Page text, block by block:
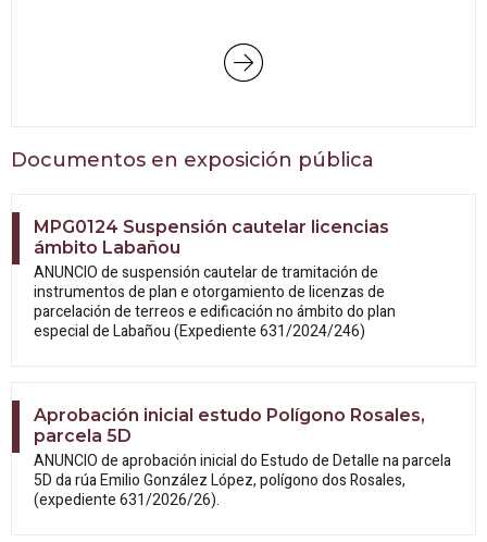
Documentos en exposición pública
MPG0124 Suspensión cautelar licencias
ámbito Labañou
ANUNCIO de suspensión cautelar de tramitación de
instrumentos de plan e otorgamiento de licenzas de
parcelación de terreos e edificación no ámbito do plan
especial de Labañou (Expediente 631/2024/246)
Aprobación inicial estudo Polígono Rosales,
parcela 5D
ANUNCIO de aprobación inicial do Estudode Detalle na parcela
5D da rúa Emilio González López, polígono dos Rosales,
(expediente 631/2026/26).